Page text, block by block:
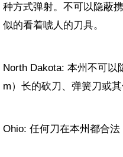
种方式弹射。不可以隐蔽
似的看着唬人的刀具。
North Dakota: 本州不可以
m）长的砍刀、弹簧刀或
Ohio: 任何刀在本州都合法